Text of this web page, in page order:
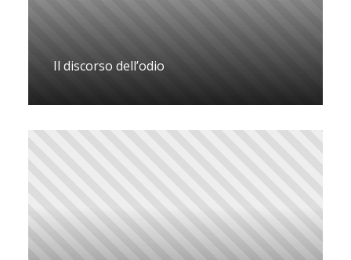
Il discorso dell’odio